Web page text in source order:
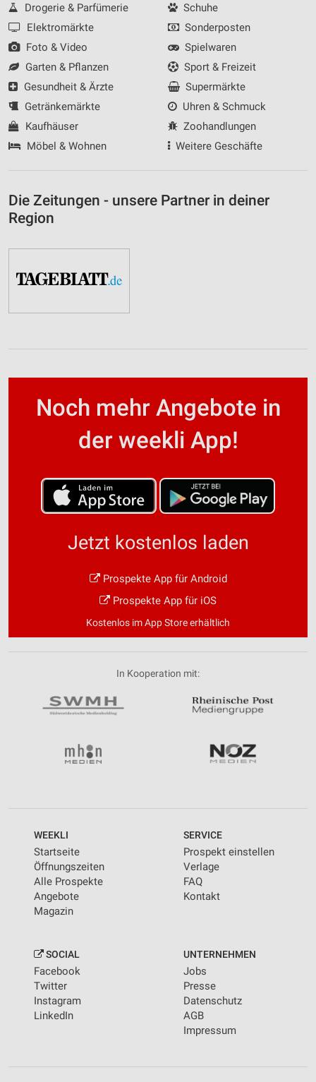
Drogerie & Parfümerie
Elektromärkte
Foto & Video
Garten & Pflanzen
Gesundheit & Ärzte
Getränkemärkte
Kaufhäuser
Möbel & Wohnen
Schuhe
Sonderposten
Spielwaren
Sport & Freizeit
Supermärkte
Uhren & Schmuck
Zoohandlungen
Weitere Geschäfte
Die Zeitungen - unsere Partner in deiner
Region
Noch mehr Angebote in
der weekli App!
Jetzt kostenlos laden
Prospekte App für Android
Prospekte App für iOS
Kostenlos im App Store erhältlich
In Kooperation mit:
WEEKLI
Startseite
Öffnungszeiten
Alle Prospekte
Angebote
Magazin
SERVICE
Prospekt einstellen
Verlage
FAQ
Kontakt
SOCIAL
Facebook
Twitter
Instagram
LinkedIn
UNTERNEHMEN
Jobs
Presse
Datenschutz
AGB
Impressum